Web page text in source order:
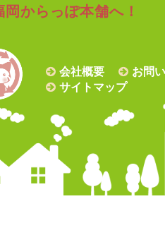
からっぽ本舗へ！
会社概要
お問
サイトマップ